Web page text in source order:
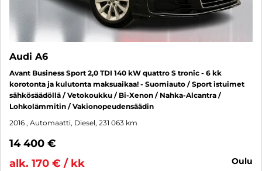
Audi A6
Avant Business Sport 2,0 TDI 140 kW quattro S tronic - 6 kk
korotonta ja kulutonta maksuaikaa! - Suomiauto / Sport istuimet
sähkösäädöllä / Vetokoukku / Bi-Xenon / Nahka-Alcantra /
Lohkolämmitin / Vakionopeudensäädin
2016 , Automaatti, Diesel, 231 063 km
14 400 €
alk. 170 € / kk
oulu